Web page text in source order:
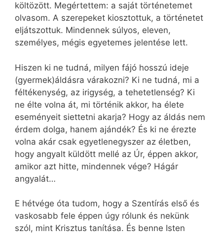
költözött. Megértettem: a saját történetemet
olvasom. A szerepeket kiosztottuk, a történetet
eljátszottuk. Mindennek súlyos, eleven,
személyes, mégis egyetemes jelentése lett.
Hiszen ki ne tudná, milyen fájó hosszú ideje
(gyermek)áldásra várakozni? Ki ne tudná, mi a
féltékenység, az irigység, a tehetetlenség? Ki
ne élte volna át, mi történik akkor, ha élete
eseményeit siettetni akarja? Hogy az áldás nem
érdem dolga, hanem ajándék? És ki ne érezte
volna akár csak egyetlenegyszer az életben,
hogy angyalt küldött mellé az Úr, éppen akkor,
amikor azt hitte, mindennek vége? Hágár
angyalát…
E hétvége óta tudom, hogy a Szentírás első és
vaskosabb fele éppen úgy rólunk és nekünk
szól, mint Krisztus tanítása. És benne Isten